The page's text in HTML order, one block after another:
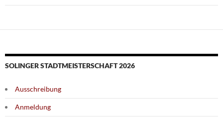
SOLINGER STADTMEISTERSCHAFT 2026
Ausschreibung
Anmeldung